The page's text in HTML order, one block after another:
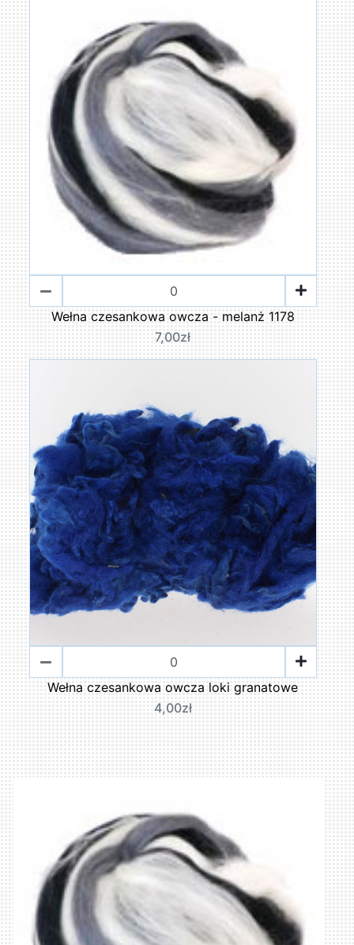
Wełna czesankowa owcza - melanż 1178
7,00zł
Wełna czesankowa owcza loki granatowe
4,00zł